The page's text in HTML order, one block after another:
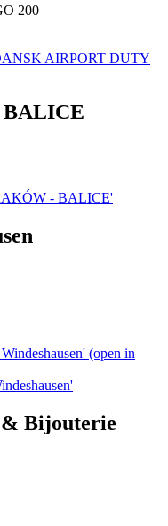
200
AIRPORT DUTY
- BALICE'
(open in
Bijouterie